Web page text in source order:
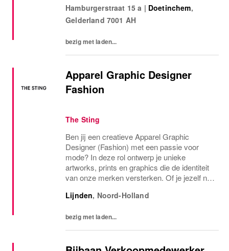
WORK FOR WE®Samen met jouw team...
Hamburgerstraat 15 a | Doetinchem,
Gelderland 7001 AH
bezig met laden...
Apparel Graphic Designer
Fashion
The Sting
Ben jij een creatieve Apparel Graphic
Designer (Fashion) met een passie voor
mode? In deze rol ontwerp je unieke
artworks, prints en graphics die de identiteit
van onze merken versterken. Of je jezelf nu
Designer of Graphic Designer Fashion
Lijnden, Noord-Holland
bezig met laden...